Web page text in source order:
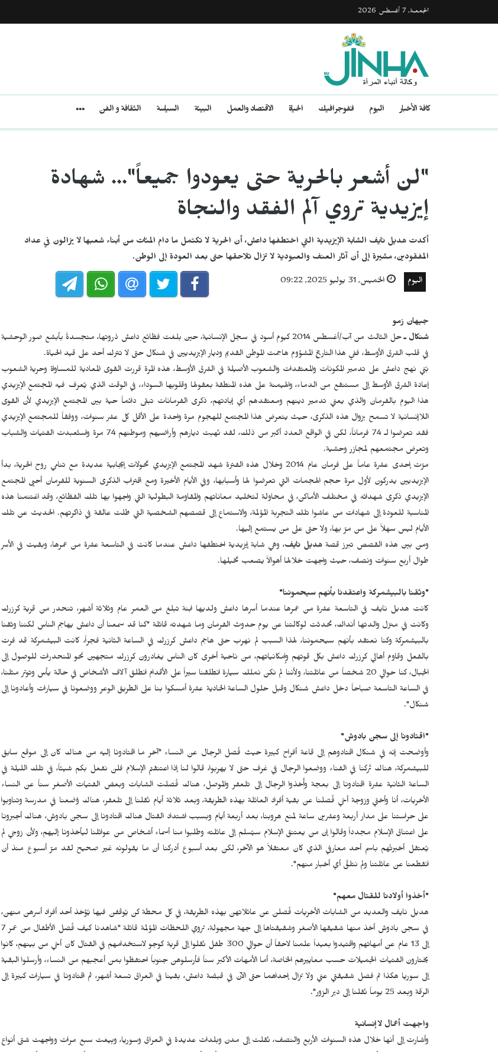
الجمعـة, 7 أغسطس 2026
كافة الأخبار اليوم انفوجرافيك الحياة الاقتصاد والعمل البيئة السياسة الثقافة و الفن
"لن أشعر بالحرية حتى يعودوا جميعاً"... شهادة
إيزيدية تروي آلم الفقد والنجاة
أكدت هديل نايف الشابة الإيزيدية التي اختطفها داعش، أن الحرية لا تكتمل ما دام المئات من أبناء شعبها لا يزالون في عداد
المفقودين، مشيرة إلى أن آثار العنف والعبودية لا تزال تلاحقها حتى بعد العودة إلى الوطن.
اليوم الخميس, 31 يوليو 2025, 09:22
جيهان زمو
شنكال ـ
حل الثالث من آب/أغسطس 2014 كيوم أسود في سجل الإنسانية، حين بلغت فظائع داعش ذروتها، متجسدةً بأبشع صور الوحشية
في قلب الشرق الأوسط، ففي هذا التاريخ المشؤوم هاجمت الموطن القديم وديار الإيزيديين في شنكال حتى لا تترك أحد على قيد الحياة.
بُني نهج داعش على تدمير المكونات والمعتقدات والشعوب الأصيلة في الشرق الأوسط، هذه المرة قررت القوى المعادية للمساواة وحرية الشعوب
إعادة الشرق الأوسط إلى مستنقع من الدماء، والهيمنة على هذه المنطقة بعقولها وقلوبها السوداء، في الوقت الذي يُعرف فيه المجتمع الإيزيدي
هذا اليوم بالفرمان والذي يعني تدمير دينهم ومعتقدهم أي إبادتهم، ذكرى الفرمانات تبقى دائماً حية بين المجتمع الإيزيدي لأن القوى
اللاإنسانية لا تسمح بزوال هذه الذكرى، حيث يتعرض هذا المجتمع للهجوم مرة واحدة على الأقل كل عشر سنوات، ووفقاً للمجتمع الإيزيدي
فقد تعرضوا لـ 74 فرماناً، لكن في الواقع العدد أكبر من ذلك، لقد نُهبت ديارهم وأراضيهم وموطنهم 74 مرة واستُعبدت الفتيات والشباب
وتعرض مجتمعهم لمجازر وحشية.
مرّت إحدى عشرة عاماً على فرمان عام 2014 وخلال هذه الفترة شهد المجتمع الإيزيدي تحولات إيجابية عديدة مع تنامي روح الحرية، بدأ
الإيزيديين يدركون لأول مرة حجم الهجمات التي تعرضوا لها وأسبابها، وفي الأيام الأخيرة ومع اقتراب الذكرى السنوية للفرمان أحيى المجتمع
الإيزيدي ذكرى شهدائه في مختلف الأماكن، في محاولة لتخليد معاناتهم والمقاومة البطولية التي واجهوا بها تلك الفظائع، وقد اغتنمنا هذه
المناسبة للعودة إلى شهادات من عاشوا تلك التجربة المؤلمة، والاستماع إلى قصصهم الشخصية التي ظلت عالقة في ذاكرتهم. الحديث عن تلك
الأيام ليس سهلاً على من مرّ بها، ولا حتى على من يستمع إليها.
ومن بين هذه القصص تبرز قصة هديل نايف، وهي شابة إيزيدية اختطفها داعش عندما كانت في التاسعة عشرة من عمرها، وبقيت في الأسر
طوال أربع سنوات ونصف، حيث واجهت خلالها أهوالاً يصعب تخيلها.
"وثقنا بالبيشمركة واعتقدنا بأنهم سيحموننا"
كانت هديل نايف في التاسعة عشرة من عمرها عندما أسرها داعش ولديها ابنة تبلغ من العمر عام وثلاثة أشهر، تنحدر من قرية كرزرك
وكانت في منزل والدتها أنداك، تحدثت لوكالتنا عن يوم حدوث الفرمان وما شهدته قائلة "كنا قد سمعنا أن داعش يهاجم الناس لكننا وثقنا
بالبيشمركة وكنا نعتقد بأنهم سيحموننا، لهذا السبب لم نهرب حتى هاجم داعش كرزرك في الساعة الثانية فجراً، كانت البيشمركة قد فرت
بالفعل وقاوم أهالي كرزرك داعش بكل قوتهم وإمكانياتهم، من ناحية أخرى كان الناس يغادرون كرزرك متجهين نحو المنحدرات للوصول إلى
الجبال، كنا حوالي 20 شخصاً من عائلتنا، ولأننا لم نكن نملك سيارة انطلقنا سيراً على الأقدام انطلق آلاف الأشخاص في حالة يأس وتوتر مثلنا،
في الساعة التاسعة صباحاً دخل داعش شنكال وقبل حلول الساعة الحادية عشرة أمسكوا بنا على الطريق الوعر ووضعونا في سيارات وأعادونا إلى
شنكال".
"اقتادونا إلى سجن بادوش"
وأوضحت إنه في شنكال اقتادوهم إلى قاعة أفراح كبيرة حيث فُصل الرجال عن النساء "آخر ما اقتادونا إليه من هناك كان إلى موقع سابق
للبيشمركة، هناك تُركنا في الفناء ووضعوا الرجال في غرف حتى لا يهربوا، قالوا لنا إذا اعتنقتم الإسلام فلن نفعل بكم شيئاً، في تلك الليلة في
الساعة الثانية عشرة اقتادونا إلى بعجة وأُخذوا الرجال إلى تلعفر والموصل، هناك فُصلت الشابات وبعض الفتيات الأصغر سناً عن النساء
الأخريات، أنا وأختي وزوجة أخي فُصلنا عن بقية أفراد العائلة بهذه الطريقة، وبعد ثلاثة أيام نُقلنا إلى تلعفر، هناك وُضعنا في مدرسة وتناوبوا
على حراستنا على مدار أربعة وعشرين ساعة لمنع هروبنا، بعد أربعة أيام وبسبب اشتداد القتال هناك اقتادونا إلى سجن بادوش، هناك أجبرونا
على اعتناق الإسلام مجدداً وقالوا إن من يعتنق الإسلام سيُسلم إلى عائلته وطلبوا منا أسماء أشخاص من عوائلنا ليأخذونا إليهم، ولأن زوجي لم
يُعتقل أخبرتُهم باسم أحد معارفي الذي كان معتقلاً هو الآخر، لكن بعد أسبوع أدركنا أن ما يقولونه غير صحيح لقد مرّ أسبوع منذ أن
انقطعنا عن عائلتنا ولم نتلقَّ أي أخبار منهم".
"أخذوا أولادنا للقتال معهم"
هديل نايف والعديد من الشابات الأخريات فُصلن عن عائلاتهن بهذه الطريقة، في كل محطة كن يُوقفن فيها يُؤخذ أحد أفراد أسرهن منهن،
في سجن بادوش أخذ منها شقيقها الأصغر وشقيقتاها إلى جهة مجهولة، تروي اللحظات المؤلمة قائلة "شاهدنا كيف فُصل الأطفال من عمر 7
إلى 13 عام عن أمهاتهم واقتيدوا بعيداً علمنا لاحقاً أن حوالي 300 طفل نُقلوا إلى قرية كوجو لاستخدامهم في القتال كان أخي من بينهم، كانوا
يختارون الفتيات الجميلات حسب معاييرهم الخاصة، أما الأمهات الأكبر سناً فأرسلوهن جنوباً احتفظوا بمن أعجبهم من النساء، وأرسلوا البقية
إلى سوريا هكذا تم فصل شقيقتي عني ولا تزال إحداهما حتى الآن في قبضة داعش، بقينا في العراق تسعة أشهر، ثم اقتادونا في سيارات كبيرة إلى
الرقة وبعد 25 يوماً نُقلنا إلى دير الزور".
واجهت أعمال لاإنسانية
وأشارت إلى أنها خلال هذه السنوات الأربع والنصف، نُقلت إلى مدن وبلدات عديدة في العراق وسوريا، وبِيعَت سبع مرات وواجهت شتى أنواع